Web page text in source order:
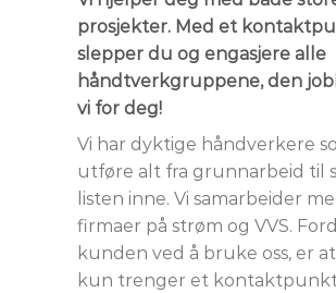
prosjekter. Med et
slepper du og engasjere alle
håndtverkgruppene, den
vi for deg!
Vi har dyktige håndverkere
utføre alt fra grunnarbeid til
listen inne. Vi samarbeider
firmaer på strøm og VVS.
kunden ved å bruke oss, er
kun trenger et